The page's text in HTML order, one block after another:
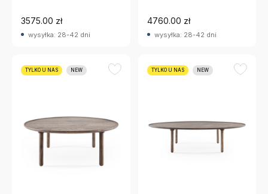
3575.00 zł
wysyłka: 28-42 dni
4760.00 zł
wysyłka: 28-42 dni
TYLKO U NAS NEW TYLKO U NAS NEW